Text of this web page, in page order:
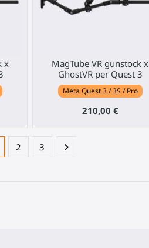
x
MagTube VR gunstock x
GhostVR per Quest 3
Meta Quest 3 / 3S / Pro
210,00 €
2 3